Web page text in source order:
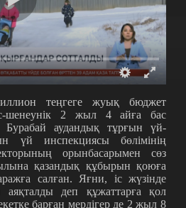
теңгеге жуық бюджет
шенеунік 2 жыл 4 айға бас
аудандық тұрғын үй-
үй инспекциясы бөлімінің
орынбасарымен сөз
қазандық құбырын қоюға
салған. Яғни, іс жүзінде
деп құжаттарға қол
барған мердігер де 2 жыл 8